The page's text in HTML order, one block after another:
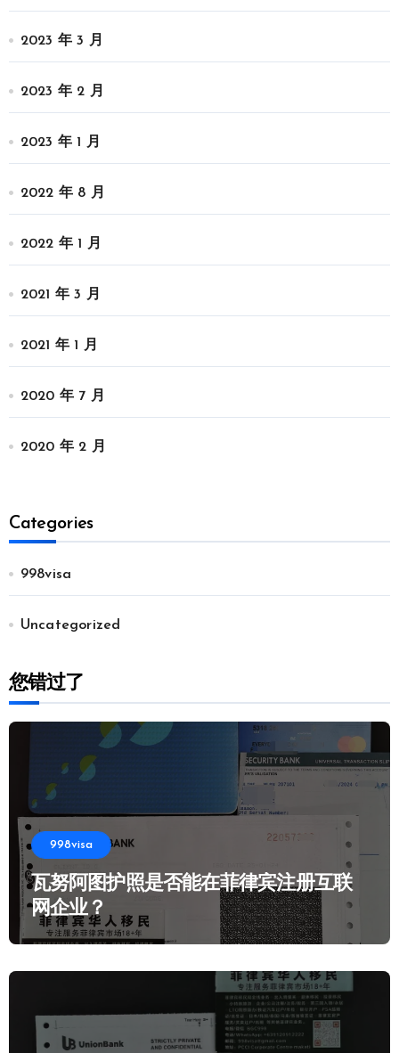
2023 年 3 月
2023 年 2 月
2023 年 1 月
2022 年 8 月
2022 年 1 月
2021 年 3 月
2021 年 1 月
2020 年 7 月
2020 年 2 月
Categories
998visa
Uncategorized
您错过了
998visa
瓦努阿图护照是否能在菲律宾注册互联
网企业？